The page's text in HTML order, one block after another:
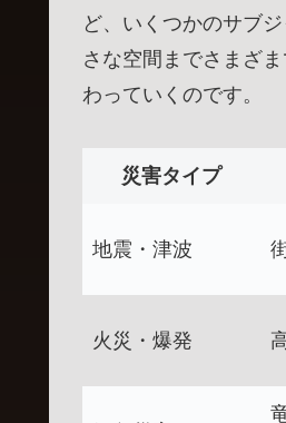
ど、いくつかのサブ
さな空間までさまざ
わっていくのです。
災害タイプ
地震・津波
火災・爆発